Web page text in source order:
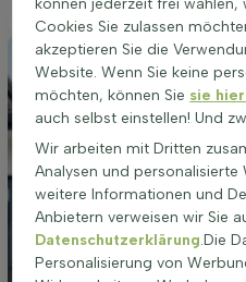
Cookies Sie zulassen
akzeptieren Sie die
Website. Wenn Sie keine
möchten, können Sie sie
auch selbst einstellen! Und
Wir arbeiten mit Dritten
Analysen und
weitere Informationen und
Anbietern verweisen wir Sie
Datenschutzerklärung.Die
Personalisierung von